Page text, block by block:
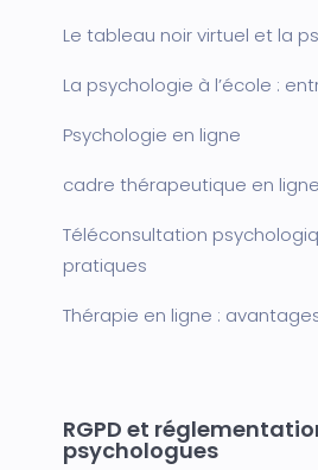
Le tableau noir virtuel et la
La psychologie à l’école :
Psychologie en ligne
cadre thérapeutique en ligne
Téléconsultation
pratiques
Thérapie en ligne :
RGPD et
psychologues